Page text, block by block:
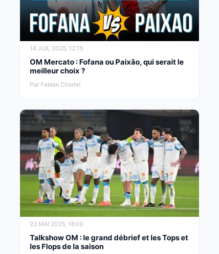
18 JUIL 2025, 12:15
OM Mercato : Fofana ou Paixão, qui serait le
meilleur choix ?
Par Fabien Chorlet
23 MAI 2025, 18:00
Talkshow OM : le grand débrief et les Tops et
les Flops de la saison